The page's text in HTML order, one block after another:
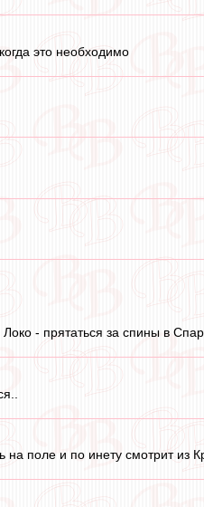
это необходимо
- прятаться за спины в
на поле и по инету смотрит из